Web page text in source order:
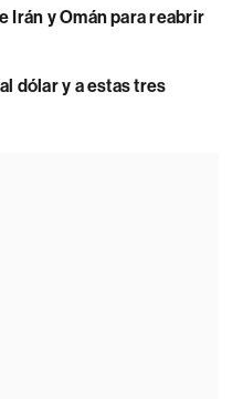
Irán y Omán para reabrir
dólar y a estas tres